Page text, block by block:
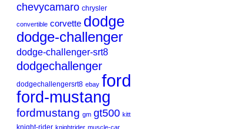
chevycamaro chrysler
convertible corvette dodge
dodge-challenger
dodge-challenger-srt8
dodgechallenger
dodgechallengersrt8 ebay ford
ford-mustang
fordmustang gm gt500 kitt
knight-rider knightrider muscle-car